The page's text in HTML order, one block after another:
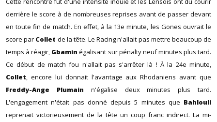
derrière le score à de nombreuses reprises avant de passer devant
en toute fin de match. En effet, à la 13e minute, les Gones ouvrait le
score par Collet de la tête. Le Racing n'allait pas mettre beaucoup de
temps à réagir, Gbamin égalisant sur pénalty neuf minutes plus tard.
Ce début de match fou n'allait pas s'arrêter là ! À la 24e minute,
Collet , encore lui donnait l'avantage aux Rhodaniens avant que
Freddy-Ange Plumain n'égalise deux minutes plus tard.
L'engagement n'était pas donné depuis 5 minutes que Bahlouli
reprenait victorieusement de la tête un coup franc indirect. La mi-